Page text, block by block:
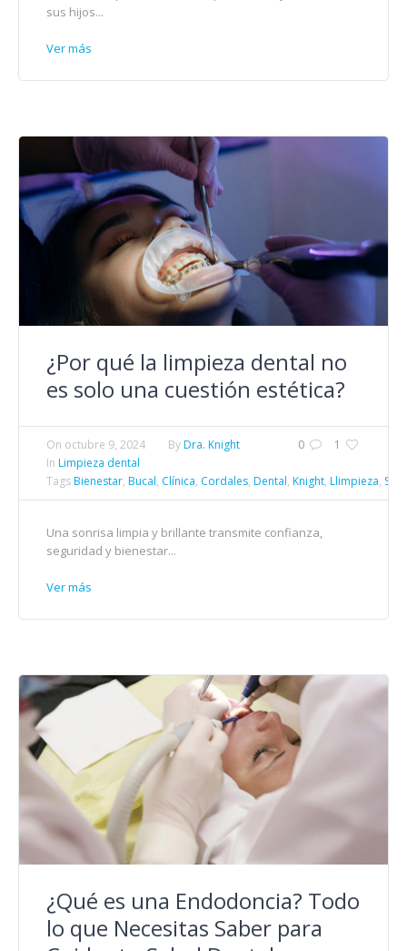
sus hijos...
Ver más
¿Por qué la limpieza dental no
es solo una cuestión estética?
0 1
On octubre 9, 2024 ByDra. Knight
In Limpieza dental
TagsBienestar, Bucal, Clínica, Cordales, Dental, Knight, Llimpieza,
Una sonrisa limpia y brillante transmite confianza,
seguridad y bienestar...
Ver más
¿Qué es una Endodoncia? Todo
lo que Necesitas Saber para